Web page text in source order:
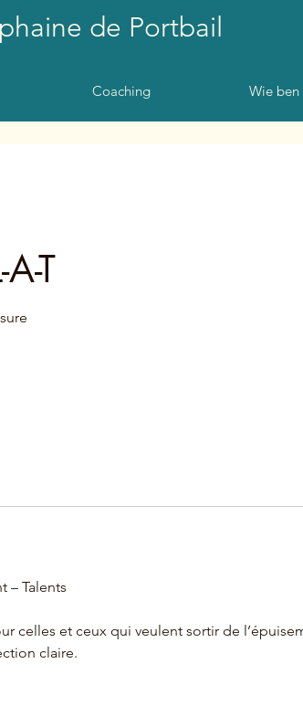
de Portbail
Coaching Wie ben
T
– Talents
celles et ceux qui veulent sortir de
claire.